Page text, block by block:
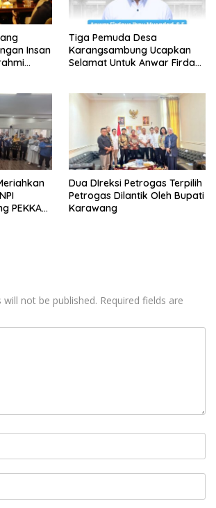
Insan
Tiga Pemuda Desa
Karangsambung Ucapkan
Selamat Untuk Anwar Firdaus
PEKKA
Dua DIreksi Petrogas Terpilih
Petrogas Dilantik Oleh Bupati
Karawang
not be published. Required fields are